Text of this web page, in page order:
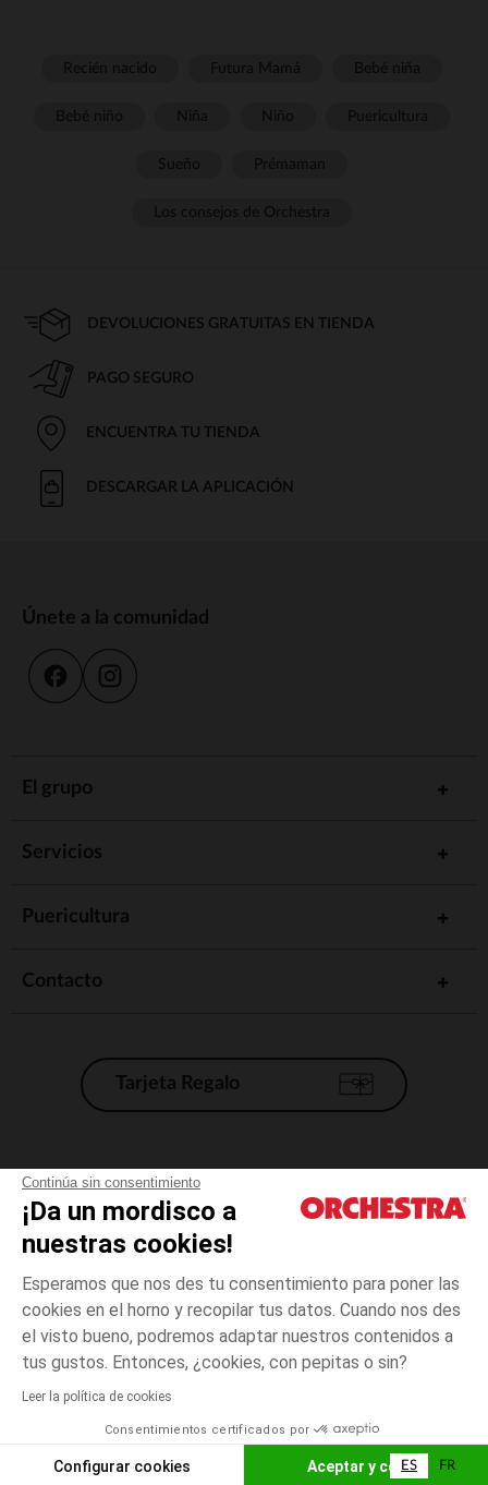
Continúa sin consentimiento
¡Da un mordisco a
nuestras cookies!
Esperamos que nos des tu consentimiento para poner las
cookies en el horno y recopilar tus datos. Cuando nos des
el visto bueno, podremos adaptar nuestros contenidos a
tus gustos. Entonces, ¿cookies, con pepitas o sin?
Leer la política de cookies
Consentimientos certificados por
Configurar cookies Aceptar y cerrar
3
meses
El pago medidante
AÑADIR A LA CESTA
DEVOLUCIONES GRATUITAS EN TIENDA
PAGO SEGURO
ENCUENTRA TU TIENDA
DESCARGAR LA APLICACIÓN
Únete a la comunidad
El grupo
Servicios
Puericultura
Contacto
Tarjeta Regalo
Condiciones generales de venta
Aviso Legal
*Condiciones de las ofertas actuales
Gestión de las cookies
Accesibilidad: no conforme
Orchestra adhiere al código de ética de la Federación Francesa de comercio
electrónico y venta a distancia (FEVAD) y al sistema de mediación de
ES FR